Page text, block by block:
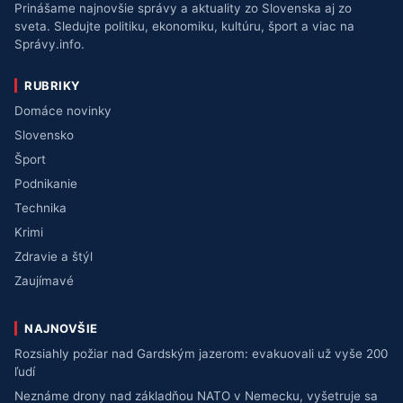
Prinášame najnovšie správy a aktuality zo Slovenska aj zo
sveta. Sledujte politiku, ekonomiku, kultúru, šport a viac na
Správy.info.
RUBRIKY
Domáce novinky
Slovensko
Šport
Podnikanie
Technika
Krimi
Zdravie a štýl
Zaujímavé
NAJNOVŠIE
Rozsiahly požiar nad Gardským jazerom: evakuovali už vyše 200
ľudí
Neznáme drony nad základňou NATO v Nemecku, vyšetruje sa